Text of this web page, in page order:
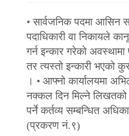
• सार्वजनिक पदमा आसिन
पदाधिकारी वा निकायले
गर्न इन्कार गरेको
तर त्यस्तो इन्कारी भएको
। • आफ्नो कार्यालयमा
नक्कल दिन मिल्ने लिखतको
पर्ने कर्तव्य सम्बन्धित
(प्रकरण नं.९)